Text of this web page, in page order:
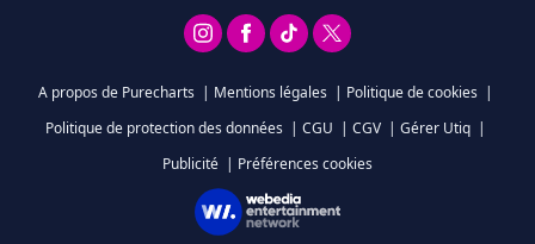
A propos de Purecharts | Mentions légales | Politique de cookies |
Politique de protection des données | CGU | CGV | Gérer Utiq |
Publicité | Préférences cookies